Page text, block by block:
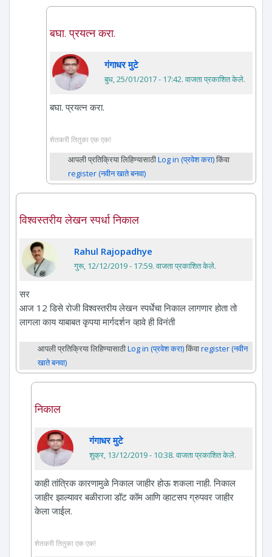
बघा. प्रयत्न करा.
गंगाधर मुटे
बुध, 25/01/2017 - 17:42. वाजता प्रकाशित केले.
बघा. प्रयत्न करा.
शेतकरी तितुका एक एक!
आपली प्रतिक्रिया लिहिण्यासाठीLog in (प्रवेश करा)किंवा
register (नवीन खाते बनवा)
विश्वस्तरीय लेखन स्पर्धा निकाल
Rahul Rajopadhye
गुरू, 12/12/2019 - 17:59. वाजता प्रकाशित केले.
सर
आज 12 डिसे रोजी विश्वस्तरीय लेखन स्पर्धेचा निकाल लागणार होता तो
लागला काय याबाबत कृपया मार्गदर्शन व्हावे ही विनंती
आपली प्रतिक्रिया लिहिण्यासाठीLog in (प्रवेश करा)किंवाregister (नवीन
खाते बनवा)
निकाल
गंगाधर मुटे
शुक्र, 13/12/2019 - 10:38. वाजता प्रकाशित केले.
काही तांत्रिक कारणामुळे निकाल जाहीर होऊ शकला नाही. निकाल
जाहीर झाल्यावर बळीराजा डॉट कॉम आणि व्हाटसप ग्रुपवर जाहीर
केला जाईल.
शेतकरी तितुका एक एक!